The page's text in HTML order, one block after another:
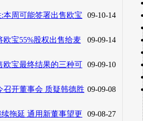
09-10-14
本周可能签署出售欧宝
09-09-14
欧宝55%股权出售给麦
09-09-10
欧宝最终结果的三种可
09-09-08
召开董事会 质疑韩德胜
09-08-27
拖延 通用新董事望更